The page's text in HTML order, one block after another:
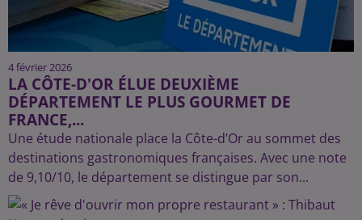
4 février 2026
LA CÔTE-D'OR ÉLUE DEUXIÈME
DÉPARTEMENT LE PLUS GOURMET DE
FRANCE,...
Une étude nationale place la Côte-d’Or au sommet des
destinations gastronomiques françaises. Avec une note
de 9,10/10, le département se distingue par son...